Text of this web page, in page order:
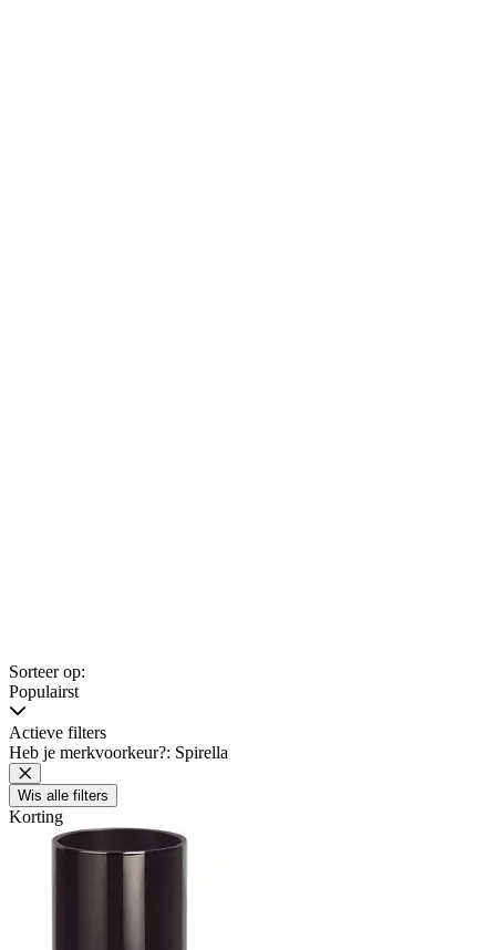
Sorteer op:
Populairst
Actieve filters
Heb je merkvoorkeur?: Spirella
Wis alle filters
Korting